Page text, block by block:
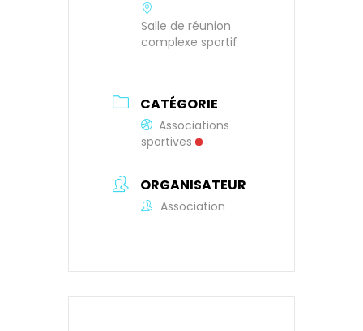
Salle de réunion
complexe sportif
CATÉGORIE
Associations
sportives
ORGANISATEUR
Association